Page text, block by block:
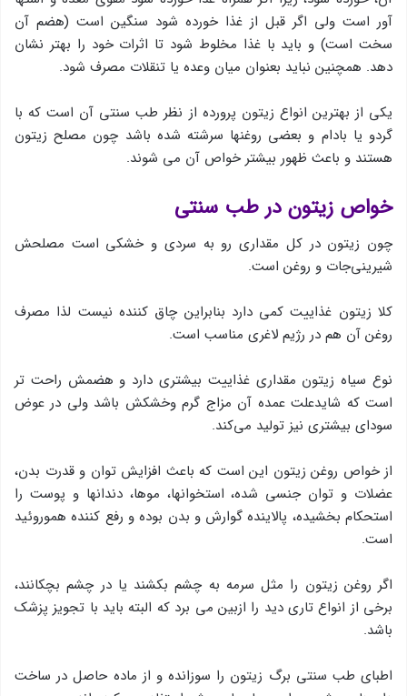
آور است ولی اگر قبل از غذا خورده شود سنگین است (هضم آن
سخت است) و باید با غذا مخلوط شود تا اثرات خود را بهتر نشان
دهد. همچنین نباید بعنوان میان وعده یا تنقلات مصرف شود.
یكی از بهترین انواع زیتون پرورده از نظر طب سنتی آن است كه با
گردو یا بادام و بعضی روغنها سرشته شده باشد چون مصلح زیتون
هستند و باعث ظهور بیشتر خواص آن می شوند.
خواص زیتون در طب سنتی
چون زیتون در كل مقداری رو به سردی و خشکی است مصلحش
شیرینی‌جات و روغن است.
كلا زیتون غذاییت كمی دارد بنابراین چاق كننده نیست لذا مصرف
روغن آن هم در رژیم لاغری مناسب است.
نوع سیاه زیتون مقداری غذاییت بیشتری دارد و هضمش راحت تر
است كه شایدعلت عمده آن مزاج گرم وخشكش باشد ولی در عوض
سودای بیشتری نیز تولید می‌كند.
از خواص روغن زیتون این است كه باعث افزایش توان و قدرت بدن،
عضلات و توان جنسی شده، استخوانها، موها، دندانها و پوست را
استحکام بخشیده، پالاینده گوارش و بدن بوده و رفع كننده هموروئید
است.
اگر روغن زیتون را مثل سرمه به چشم بكشند یا در چشم بچكانند،
برخی از انواع تاری دید را ازبین می برد كه البته باید با تجویز پزشك
باشد.
اطبای طب سنتی برگ زیتون را سوزانده و از ماده حاصل در ساخت